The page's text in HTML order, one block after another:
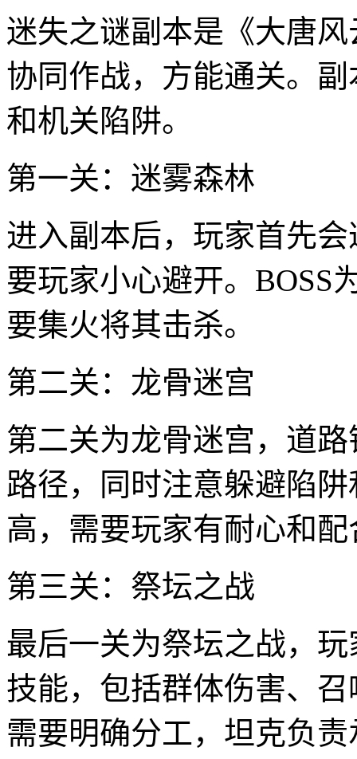
迷失之谜副本是《大唐
协同作战，方能通关。
和机关陷阱。
第一关：迷雾森林
进入副本后，玩家首先
要玩家小心避开。BOSS
要集火将其击杀。
第二关：龙骨迷宫
第二关为龙骨迷宫，道
路径，同时注意躲避陷
高，需要玩家有耐心和配
第三关：祭坛之战
最后一关为祭坛之战，
技能，包括群体伤害、
需要明确分工，坦克负